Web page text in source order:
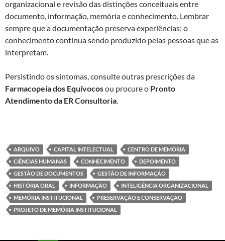
organizacional e revisão das distinções conceituais entre
documento, informação, memória e conhecimento. Lembrar
sempre que a documentação preserva experiências; o
conhecimento continua sendo produzido pelas pessoas que as
interpretam.
Persistindo os sintomas, consulte outras prescrições da
Farmacopeia dos Equívocosou procure o Pronto
Atendimento da ER Consultoria
ARQUIVO CAPITAL INTELECTUAL
CENTRO DE MEMÓRIA
CIÊNCIAS HUMANAS
CONHECIMENTO
DEPOIMENTO
GESTÃO DE DOCUMENTOS
GESTÃO DE INFORMAÇÃO
HISTÓRIA ORAL
INFORMAÇÃO
INTELIGÊNCIA ORGANIZACIONAL
MEMÓRIA INSTITUCIONAL
PRESERVAÇÃO E CONSERVAÇÃO
PROJETO DE MEMÓRIA INSTITUCIONAL